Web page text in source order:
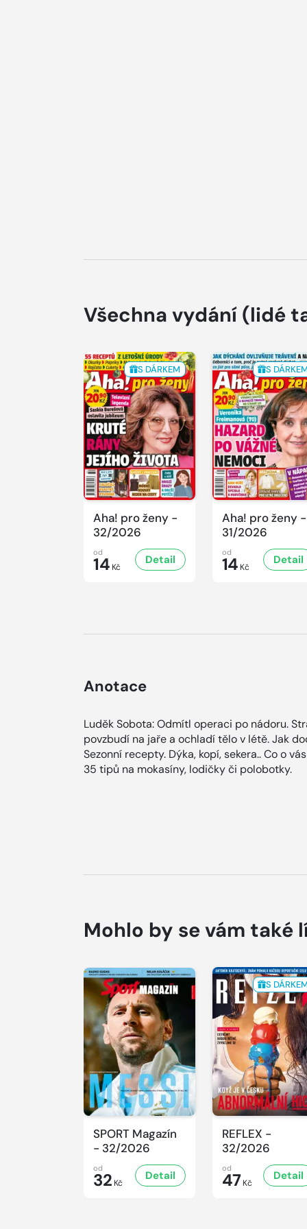
Všechna vydání (lidé
S DÁRKEM
Aha! pro ženy -
32/2026
od
14 Kč
Detail
S
Aha! pro ženy -
31/2026
od
14 Kč
Detail
Anotace
Luděk Sobota: Odmítl operaci po nádoru.
povzbudí na jaře a ochladí tělo v létě. Jak
Sezonní recepty. Dýka, kopí, sekera.. Co o
35 tipů na mokasíny, lodičky či polobotky.
Mohlo by se vám také
SPORT Magazín
- 32/2026
od
32 Kč
Detail
S
REFLEX -
32/2026
od
47 Kč
Detail